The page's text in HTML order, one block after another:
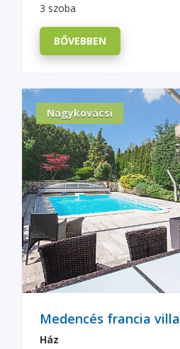
3 szoba
BŐVEBBEN
Nagykovácsi
Medencés francia villa
Ház